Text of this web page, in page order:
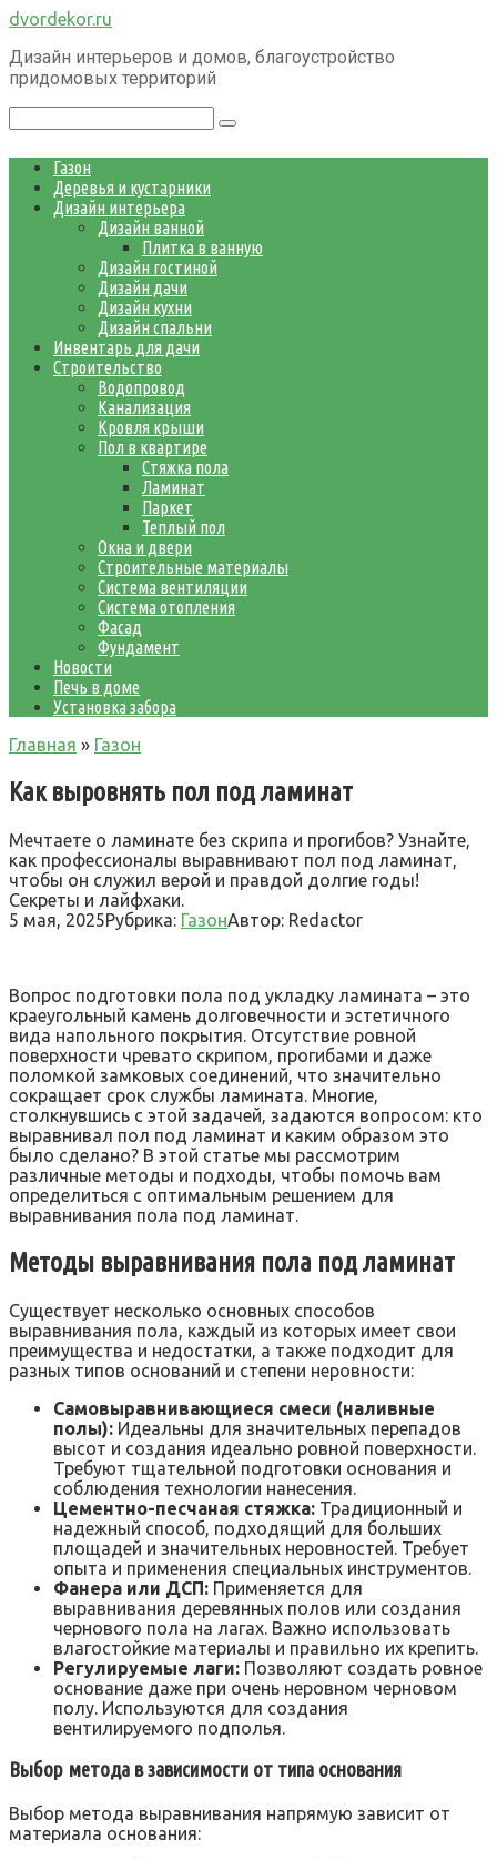
Перейти
контенту
dvordekor.ru
Дизайн интерьеров и домов, благоустройство
придомовых территорий
Газон
Деревья и кустарники
Дизайн интерьера
Дизайн ванной
Плитка в ванную
Дизайн гостиной
Дизайн дачи
Дизайн кухни
Дизайн спальни
Инвентарь для дачи
Строительство
Водопровод
Канализация
Кровля крыши
Пол в квартире
Стяжка пола
Ламинат
Паркет
Теплый пол
Окна и двери
Строительные материалы
Система вентиляции
Система отопления
Фасад
Фундамент
Новости
Печь в доме
Установка забора
Главная » Газон
Как выровнять пол под ламинат
Мечтаете о ламинате без скрипа и прогибов? Узнайте,
как профессионалы выравнивают пол под ламинат,
чтобы он служил верой и правдой долгие годы!
Секреты и лайфхаки.
5 мая, 2025Рубрика: ГазонАвтор: Redactor
Вопрос подготовки пола под укладку ламината – это
краеугольный камень долговечности и эстетичного
вида напольного покрытия. Отсутствие ровной
поверхности чревато скрипом, прогибами и даже
поломкой замковых соединений, что значительно
сокращает срок службы ламината. Многие,
столкнувшись с этой задачей, задаются вопросом: кто
выравнивал пол под ламинат и каким образом это
было сделано? В этой статье мы рассмотрим
различные методы и подходы, чтобы помочь вам
определиться с оптимальным решением для
выравнивания пола под ламинат.
Методы выравнивания пола под ламинат
Существует несколько основных способов
выравнивания пола, каждый из которых имеет свои
преимущества и недостатки, а также подходит для
разных типов оснований и степени неровности:
Самовыравнивающиеся смеси (наливные
полы): Идеальны для значительных перепадов
высот и создания идеально ровной поверхности.
Требуют тщательной подготовки основания и
соблюдения технологии нанесения.
Цементно-песчаная стяжка: Традиционный и
надежный способ, подходящий для больших
площадей и значительных неровностей. Требует
опыта и применения специальных инструментов.
Фанера или ДСП: Применяется для
выравнивания деревянных полов или создания
чернового пола на лагах. Важно использовать
влагостойкие материалы и правильно их крепить.
Регулируемые лаги: Позволяют создать ровное
основание даже при очень неровном черновом
полу. Используются для создания
вентилируемого подполья.
Выбор метода в зависимости от типа основания
Выбор метода выравнивания напрямую зависит от
материала основания: